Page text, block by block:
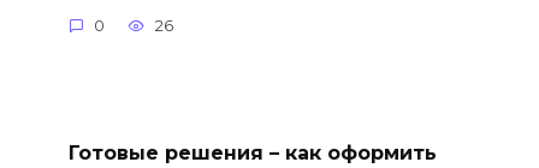
0 26
Готовые решения – как оформить